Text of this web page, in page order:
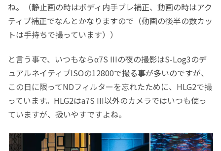
ね。（静止画の時はボディ内手ブレ補正、動画の時はアク
ティブ補正でなんとかなりますので（動画の後半の数カッ
トは手持ちで撮っています））
と言う事で、いつもならα7S IIIの夜の撮影はS-Log3のデ
ュアルネイティブISOの12800で撮る事が多いのですが、
この日に限ってNDフィルターを忘れたために、HLG2で撮
っています。HLG2はa7S III以外のカメラではいつも使っ
ていますが、扱いやすですよね。